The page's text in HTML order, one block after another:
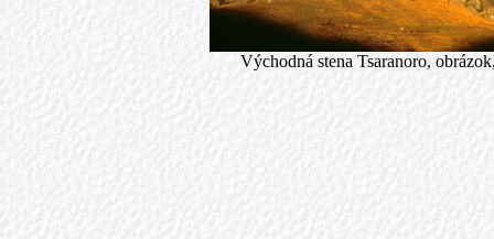
Východná stena Tsaranoro,